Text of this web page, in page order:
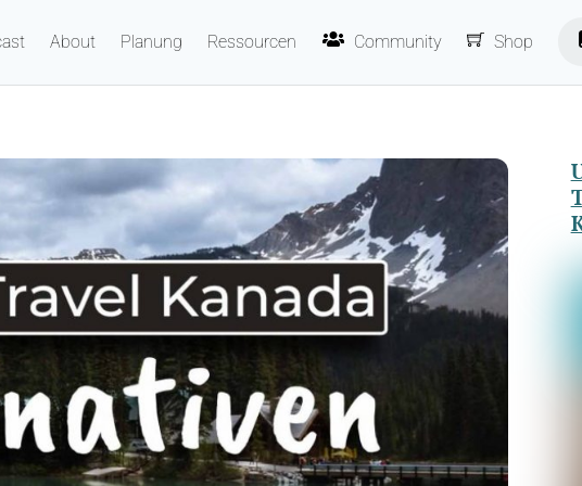
About Planung Ressourcen Community Shop